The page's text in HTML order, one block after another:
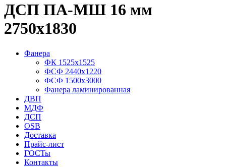
ДСП ПА-МШ 16 мм
2750х1830
Фанера
ФК 1525х1525
ФСФ 2440х1220
ФСФ 1500х3000
Фанера ламинированная
ДВП
МДФ
ДСП
OSB
Доставка
Прайс-лист
ГОСТы
Контакты